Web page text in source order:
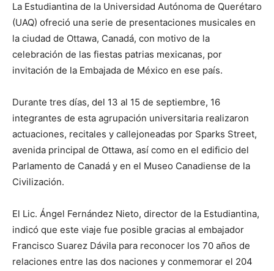
La Estudiantina de la Universidad Autónoma de Querétaro
(UAQ) ofreció una serie de presentaciones musicales en
la ciudad de Ottawa, Canadá, con motivo de la
celebración de las fiestas patrias mexicanas, por
invitación de la Embajada de México en ese país.
Durante tres días, del 13 al 15 de septiembre, 16
integrantes de esta agrupación universitaria realizaron
actuaciones, recitales y callejoneadas por Sparks Street,
avenida principal de Ottawa, así como en el edificio del
Parlamento de Canadá y en el Museo Canadiense de la
Civilización.
El Lic. Ángel Fernández Nieto, director de la Estudiantina,
indicó que este viaje fue posible gracias al embajador
Francisco Suarez Dávila para reconocer los 70 años de
relaciones entre las dos naciones y conmemorar el 204